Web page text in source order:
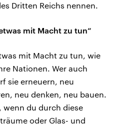
Dritten Reichs nennen.
mit Macht zu tun“
mit Macht zu tun, wie
Nationen. Wer auch
sie erneuern, neu
neu denken, neu bauen.
wenn du durch diese
oder Glas- und